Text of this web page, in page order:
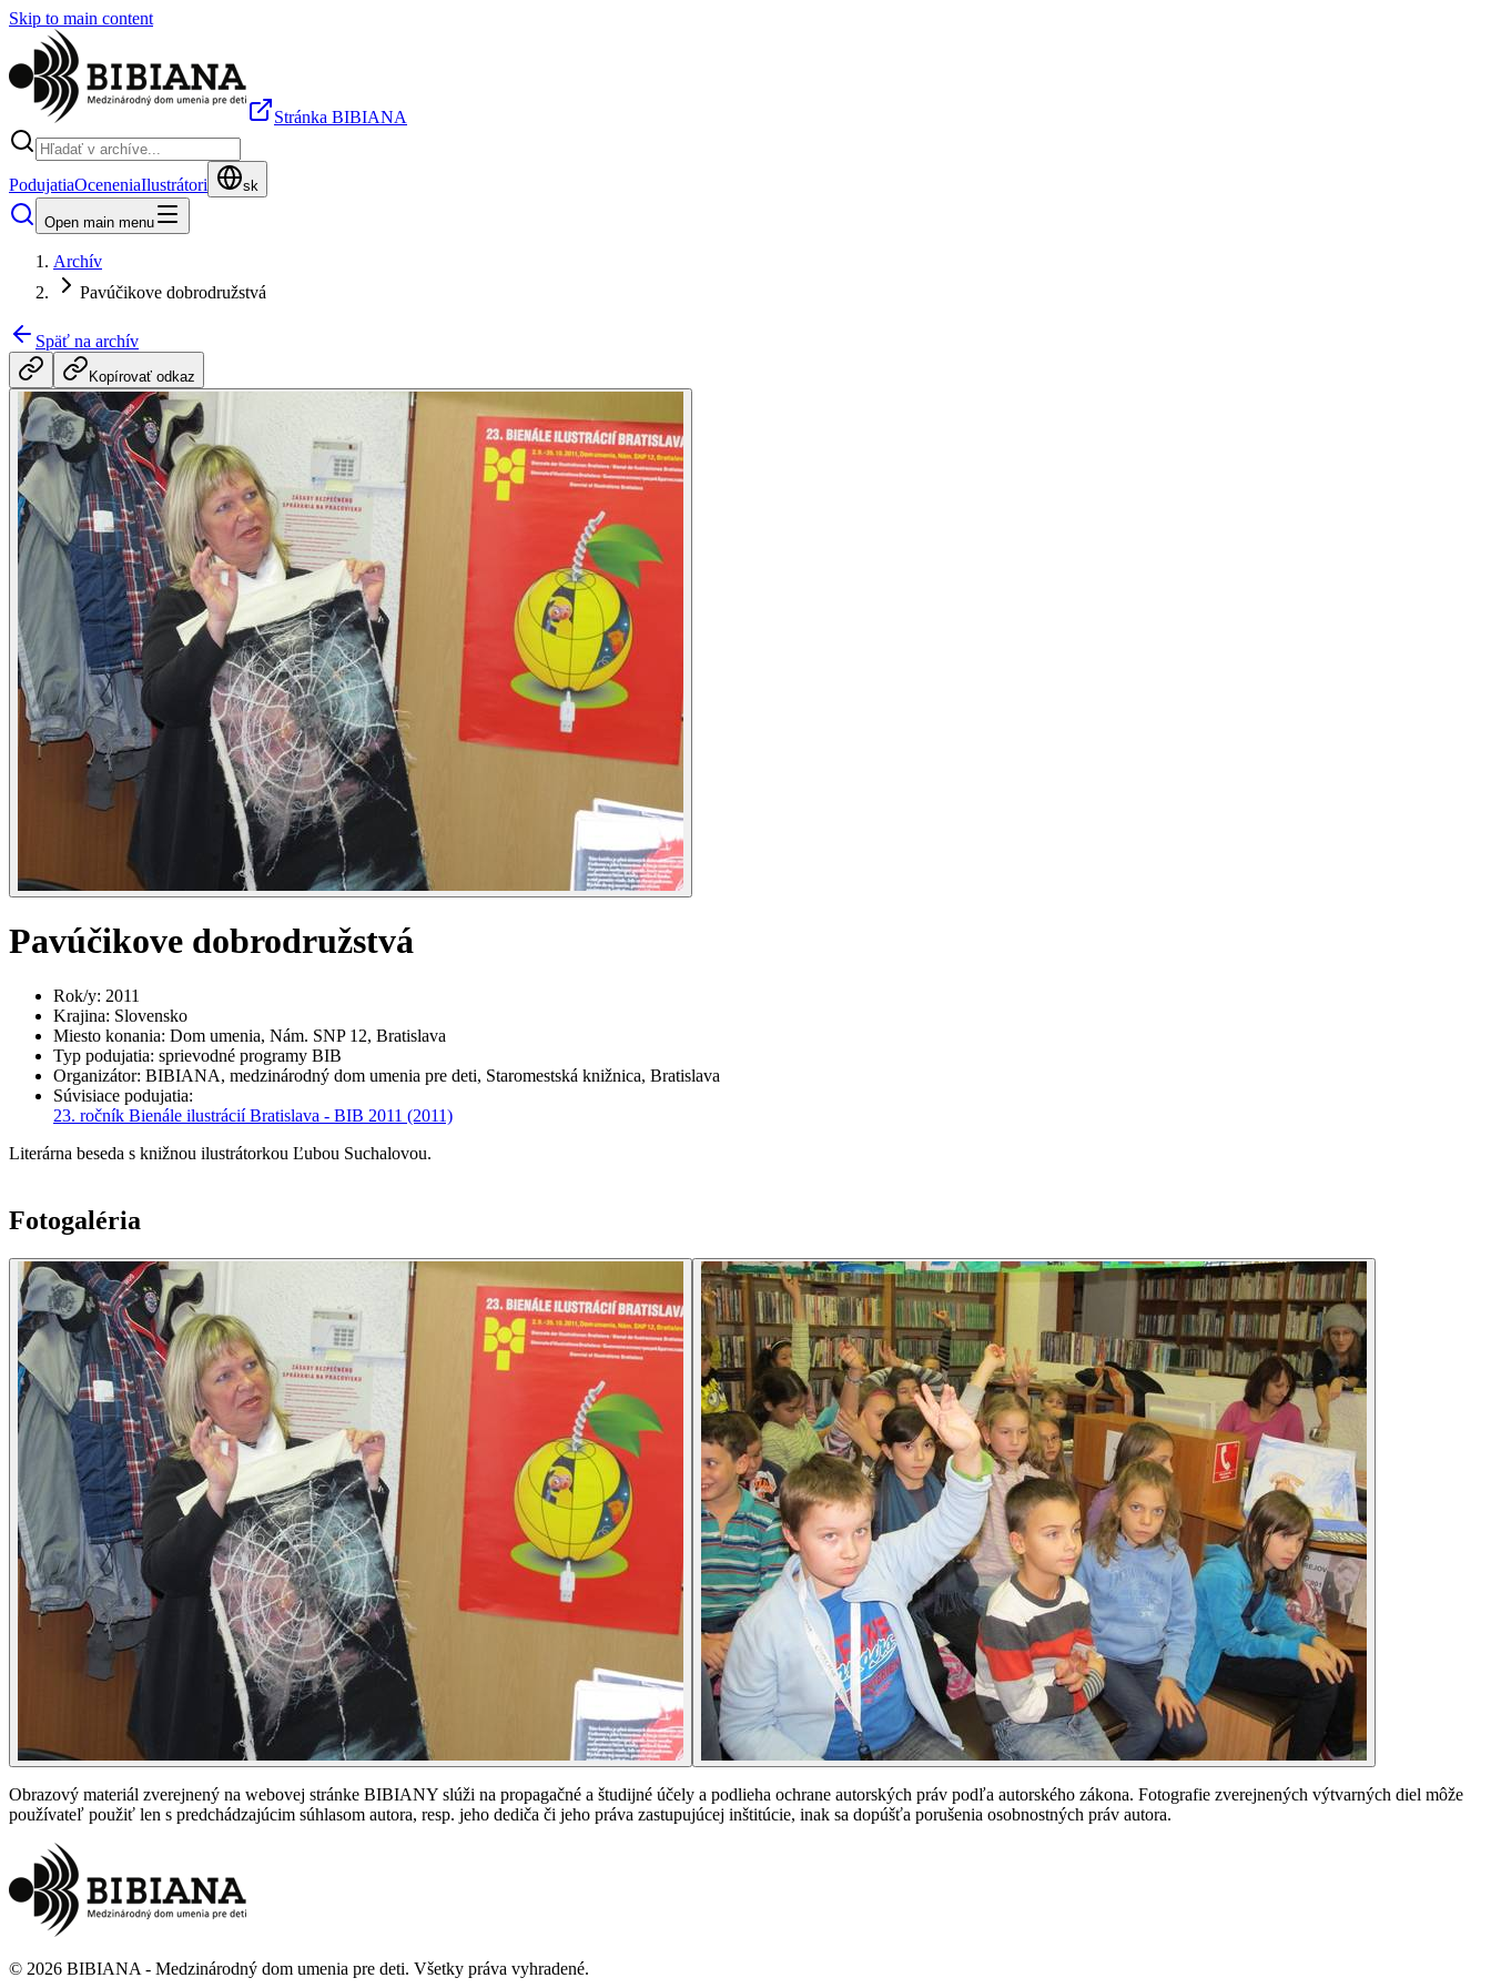
Skip to main content
Stránka BIBIANA
PodujatiaOceneniaIlustrátori sk
Open main menu
Archív
Pavúčikove dobrodružstvá
Späť na archív
Kopírovať odkaz
Pavúčikove dobrodružstvá
Rok/y: 2011
Krajina: Slovensko
Miesto konania: Dom umenia, Nám. SNP 12, Bratislava
Typ podujatia: sprievodné programy BIB
Organizátor: BIBIANA, medzinárodný dom umenia pre deti, Staromestská knižnica, Bratislava
Súvisiace podujatia:
23. ročník Bienále ilustrácií Bratislava - BIB 2011 (2011)
Literárna beseda s knižnou ilustrátorkou Ľubou Suchalovou.
Fotogaléria
Obrazový materiál zverejnený na webovej stránke BIBIANY slúži na propagačné a študijné účely a podlieha ochrane autorských práv podľa autorského zákona. Fotografie zverejnených výtvarných diel môže
používateľ použiť len s predchádzajúcim súhlasom autora, resp. jeho dediča či jeho práva zastupujúcej inštitúcie, inak sa dopúšťa porušenia osobnostných práv autora.
© 2026 BIBIANA - Medzinárodný dom umenia pre deti. Všetky práva vyhradené.